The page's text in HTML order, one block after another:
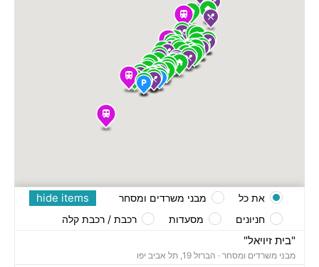
"בית זיויאל"
מבני משרדים ומסחר · הברזל 19, תל אביב יפו
hide items את כל
מבני משרדים ומסחר
חניונים
מסעדות רכבת / רכבת קלה